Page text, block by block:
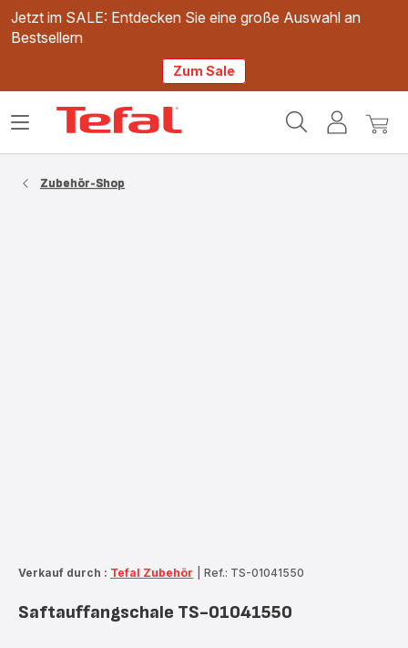
Jetzt im SALE: Entdecken Sie eine große Auswahl an
Bestsellern
Zum Sale
Mein
Mein
Das
Zubehör-Shop
Verkauf durch : Tefal Zubehör Ref.: TS-01041550
Saftauffangschale TS-01041550